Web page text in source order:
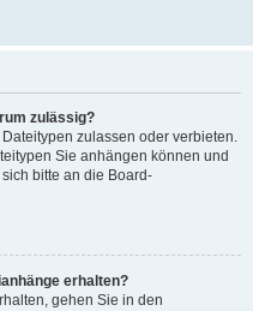
zulässig?
zulassen oder verbieten.
Sie anhängen können und
bitte an die Board-
erhalten?
gehen Sie in den